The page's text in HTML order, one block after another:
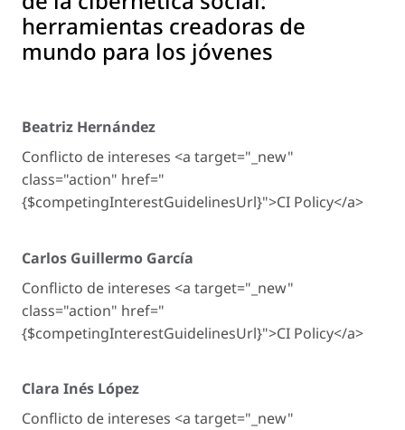
herramientas creadoras de
mundo para los jóvenes
Beatriz Hernández
Conflicto de intereses <a target="_new"
class="action" href="
{$competingInterestGuidelinesUrl}">CI Policy</a>
Carlos Guillermo García
Conflicto de intereses <a target="_new"
class="action" href="
{$competingInterestGuidelinesUrl}">CI Policy</a>
Clara Inés López
Conflicto de intereses <a target="_new"